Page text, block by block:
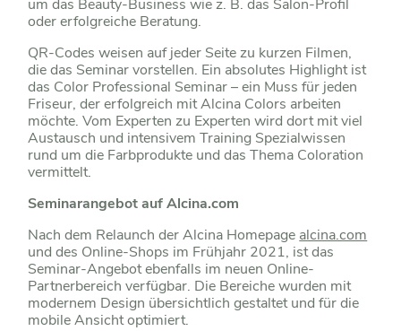
um das Beauty-Business wie z. B. das Salon-Profil
oder erfolgreiche Beratung.
QR-Codes weisen auf jeder Seite zu kurzen Filmen,
die das Seminar vorstellen. Ein absolutes Highlight ist
das Color Professional Seminar – ein Muss für jeden
Friseur, der erfolgreich mit Alcina Colors arbeiten
möchte. Vom Experten zu Experten wird dort mit viel
Austausch und intensivem Training Spezialwissen
rund um die Farbprodukte und das Thema Coloration
vermittelt.
Seminarangebot auf Alcina.com
Nach dem Relaunch der Alcina Homepage alcina.com
und des Online-Shops im Frühjahr 2021, ist das
Seminar-Angebot ebenfalls im neuen Online-
Partnerbereich verfügbar. Die Bereiche wurden mit
modernem Design übersichtlich gestaltet und für die
mobile Ansicht optimiert.